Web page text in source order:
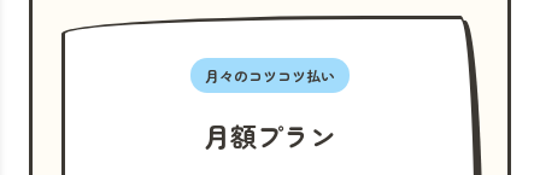
月々のコツコツ払い
月額プラン